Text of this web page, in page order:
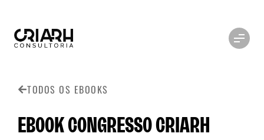
TODOS OS EBOOKS
EBOOK CONGRESSO CRIARH